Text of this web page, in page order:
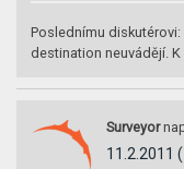
Poslednímu diskutérovi:
destination neuvádějí.
Surveyor
11.2.2011